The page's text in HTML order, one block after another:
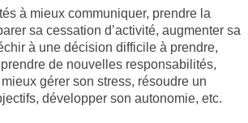
à mieux communiquer, prendre la
sa cessation d’activité, augmenter sa
à une décision difficile à prendre,
de nouvelles responsabilités,
gérer son stress, résoudre un
développer son autonomie, etc.